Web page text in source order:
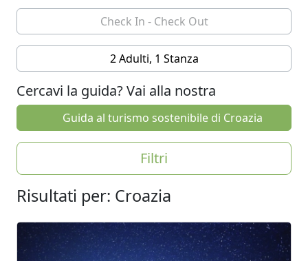
2 Adulti, 1 Stanza
Cercavi la guida? Vai alla nostra
Guida al turismo sostenibile di Croazia
Filtri
Risultati per: Croazia